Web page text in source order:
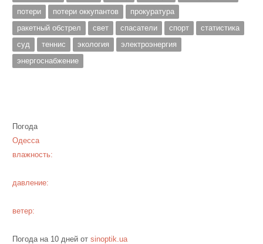
потери
потери оккупантов
прокуратура
ракетный обстрел
свет спасатели спорт
статистика
суд
теннис экология
электроэнергия
энергоснабжение
Погода
Одесса
влажность:
давление:
ветер:
Погода на 10 дней от sinoptik.ua